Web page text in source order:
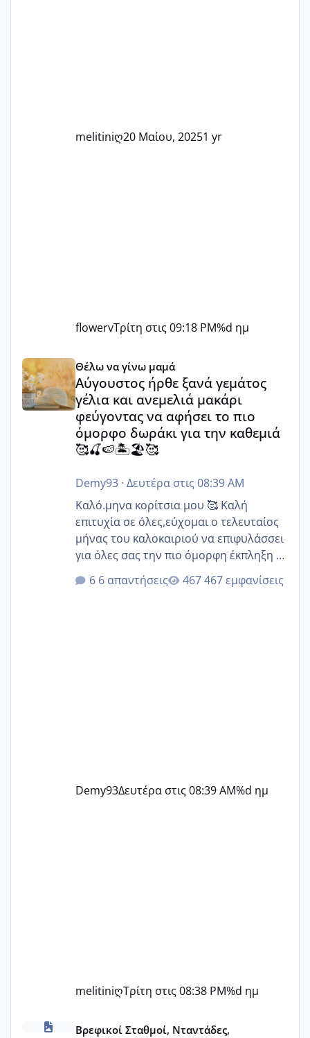
melitiniღ20 Μαίου, 20251 yr
flowervΤρίτη στις 09:18 PM%d ημ
Αύγουστος ήρθε ξανά γεμάτος γέλια και ανεμελιά
Θέλω να γίνω μαμά
Αύγουστος ήρθε ξανά γεμάτος
γέλια και ανεμελιά μακάρι
φεύγοντας να αφήσει το πιο
όμορφο δωράκι για την καθεμιά
🥰🍒🍉🏝️🏖️🥰
Demy93· Δευτέρα στις 08:39 AM
Καλό.μηνα κορίτσια μου 🥰 Καλή
επιτυχία σε όλες,εύχομαι ο τελευταίος
μήνας του καλοκαιριού να επιφυλάσσει
για όλες σας την πιο όμορφη έκπληξη 🧿
@Elk @Melikara86 @Παρασκευαιδου
@Zenia z @melitiniღ @Christi.D.
6 απαντήσεις 467 εμφανίσεις
Demy93Δευτέρα στις 08:39 AM%d ημ
melitiniღΤρίτη στις 08:38 PM%d ημ
ΠΑΙΔΙΚΟΙ ΣΤΑΘΜΟΙ ΜΕ ΕΣΠΑ
Βρεφικοί Σταθμοί, Νταντάδες,